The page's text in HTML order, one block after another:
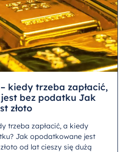
kiedy trzeba zapłacić,
bez podatku Jak
złoto
trzeba zapłacić, a kiedy
Jak opodatkowane jest
od lat cieszy się dużą